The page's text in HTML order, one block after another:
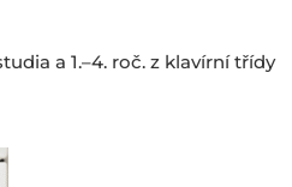
a 1.–4. roč. z klavírní třídy